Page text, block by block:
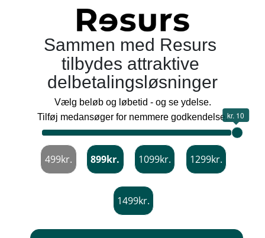
Sammen med Resurs
tilbydes attraktive
delbetalingsløsninger
Vælg beløb og løbetid - og se ydelse.
Tilføj medansøger for nemmere godkendelse.kr. 10
499kr. 899kr. 1099kr. 1299kr.
1499kr.